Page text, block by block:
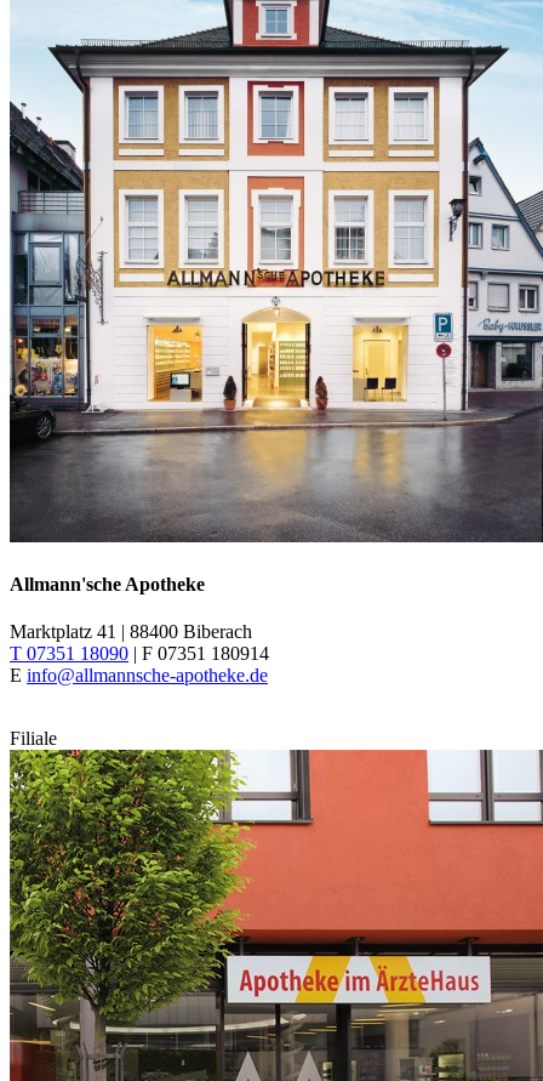
Allmann'sche Apotheke
Marktplatz 41 | 88400 Biberach
T 07351 18090 | F 07351 180914
E info@allmannsche-apotheke.de
Filiale